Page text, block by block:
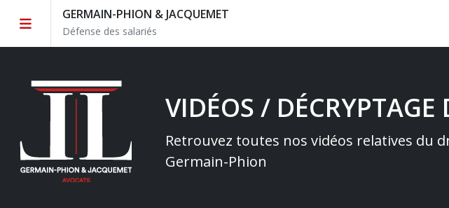
GERMAIN-PHION & JACQUEMET
Défense des salariés
VIDÉOS /
Retrouvez toutes nos vidéos relatives du
Germain-Phion